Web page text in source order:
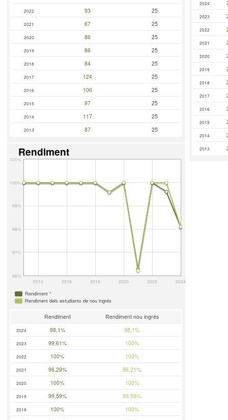
2024
2023
2022
2021
2020
2019
2018
2017
2016
2015
2014
2013
2022 93 25
2021 67 25
2020 86 25
2019 86 25
2018 84 25
2017 124 25
2016 106 25
2015 97 25
2014 117 25
2013 87 25
Rendiment
2014 2016 2018 2020 2022 2024
96%
97%
98%
99%
100%
101%
Rendiment *
Rendiment dels estudiants de nou ingrés
Rendiment Rendiment nou ingrés
2024 98,1% 98,1%
2023 99,61% 100%
2022 100% 100%
2021 96,29% 96,21%
2020 100% 100%
2019 99,59% 99,58%
2018 100% 100%